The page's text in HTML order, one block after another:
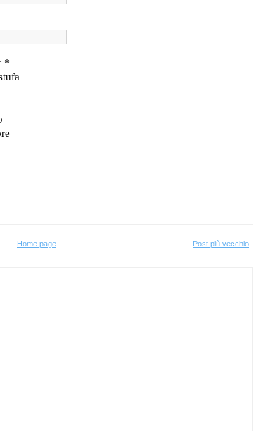
Post più vecchio
Home page